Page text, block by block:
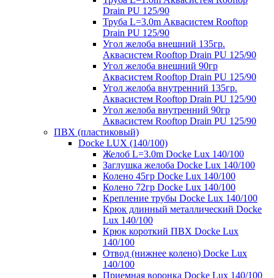
Drain PU 125/90
Труба L=3.0m Аквасистем Rooftop
Drain PU 125/90
Угол желоба внешний 135гр.
Аквасистем Rooftop Drain PU 125/90
Угол желоба внешний 90гр
Аквасистем Rooftop Drain PU 125/90
Угол желоба внутренний 135гр.
Аквасистем Rooftop Drain PU 125/90
Угол желоба внутренний 90гр
Аквасистем Rooftop Drain PU 125/90
ПВХ (пластиковый)
Docke LUX (140/100)
Желоб L=3.0m Docke Lux 140/100
Заглушка желоба Docke Lux 140/100
Колено 45гр Docke Lux 140/100
Колено 72гр Docke Lux 140/100
Крепление трубы Docke Lux 140/100
Крюк длинный металлический Docke
Lux 140/100
Крюк короткий ПВХ Docke Lux
140/100
Отвод (нижнее колено) Docke Lux
140/100
Приемная воронка Docke Lux 140/100